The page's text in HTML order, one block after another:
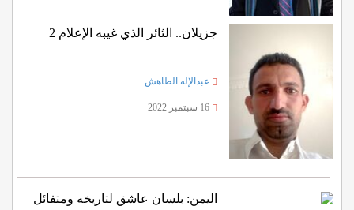
جزيلان.. الثائر الذي غيبه الإعلام 2
عبدالإله الطاهش
اليمن: بلسان عاشق لتاريخه ومتفائل